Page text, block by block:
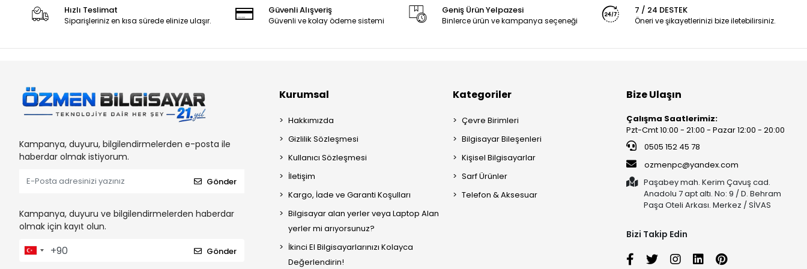
Dark
Estone
Everest
FAST
GABBLE
Genel Markalar
Gigabyte
Hızlı Teslimat
Siparişleriniz en kısa sürede elinize ulaşır.
Güvenli Alışveriş
Güvenli ve kolay ödeme sistemi
Geniş Ürün Yelpazesi
Binlerce ürün ve kampanya seçeneği
7 / 24 DESTEK
Öneri ve şikayetlerinizi bize iletebilirsiniz.
Kampanya, duyuru, bilgilendirmelerden e-posta ile
haberdar olmak istiyorum.
Gönder
Kampanya, duyuru ve bilgilendirmelerden haberdar
olmak için kayıt olun.
Gönder
Kurumsal
Hakkımızda
Gizlilik Sözleşmesi
Kullanıcı Sözleşmesi
İletişim
Kargo, İade ve Garanti Koşulları
Bilgisayar alan yerler veya Laptop Alan
yerler mi arıyorsunuz?
İkinci El Bilgisayarlarınızı Kolayca
Değerlendirin!
Kategoriler
Çevre Birimleri
Bilgisayar Bileşenleri
Kişisel Bilgisayarlar
Sarf Ürünler
Telefon & Aksesuar
Bize Ulaşın
Çalışma Saatlerimiz:
Pzt-Cmt 10:00 - 21:00 - Pazar 12:00 - 20:00
0505 152 45 78
ozmenpc@yandex.com
Paşabey mah. Kerim Çavuş cad.
Anadolu 7 apt altı. No: 9 / D. Behram
Paşa Oteli Arkası. Merkez / SİVAS
Bizi Takip Edin